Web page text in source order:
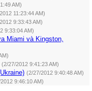
AM)
11:23:44 AM)
9:33:43 AM)
9:33:04 AM)
Miami và Kingston,
(2/27/2012 9:41:23 AM)
(2/27/2012 9:40:48 AM)
9:46:10 AM)